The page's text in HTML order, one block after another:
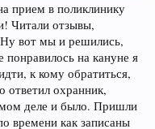
прием в поликлинику
Читали отзывы,
вот мы и решились,
на кануне я
к кому обратиться,
ответил охранник,
деле и было. Пришли
времени как записаны